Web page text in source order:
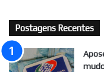
Postagens Recentes